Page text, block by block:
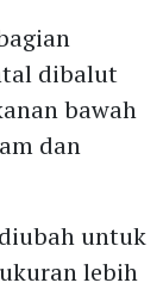
dibalut
bawah
dan
untuk
lebih